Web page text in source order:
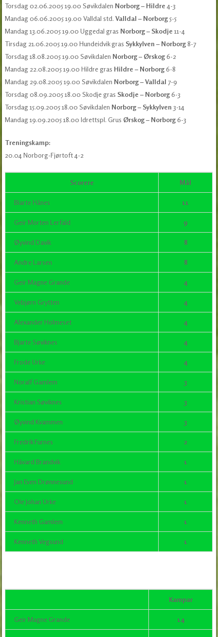
Torsdag 02.06.2005 19.00 Søvikdalen Norborg – Hildre 4-3
Mandag 06.06.2005 19.00 Valldal std.Valldal – Norborg5-5
Mandag 13.06.2005 19.00 Uggedal gras Norborg – Skodje11-4
Tirsdag 21.06.2005 19.00 Hundeidvik gras Sykkylven – Norborg8-7
Torsdag 18.08.2005 19.00 Søvikdalen Norborg – Ørskog6-2
Mandag 22.08.2005 19.00 Hildre gras Hildre – Norborg6-8
Mandag 29.08.2005 19.00 Søvikdalen Norborg – Valldal7-9
Torsdag 08.09.2005 18.00 Skodje gras Skodje – Norborg6-3
Torsdag 15.09.2005 18.00 Søvikdalen Norborg – Sykkylven3-14
Mandag 19.09.2005 18.00 Idrettspl. Grus Ørskog – Norborg6-3
Treningskamp:
20.04 Norborg-Fjørtoft 4-2
Scorere Mål
Biarte Hånes 11
Geir Morten Lerfald 9
Øyvind Davik 8
Andre Larsen 8
Geir Magne Grande 4
Vebjørn Grytten 4
Alexander Holmeset 4
Bjarte Søviknes 4
Frode Urke 4
Noralf Gamlem 3
Kristian Søviknes 3
Øyvind Kvammen 3
Fredrik Furnes 2
Håvard Brandvik 1
Jan Even Drønnesund 1
Ole Johan Urke 1
Kenneth Gamlem 1
Kenneth Vegsund 1
Kampar
Geir Magne Grande 14